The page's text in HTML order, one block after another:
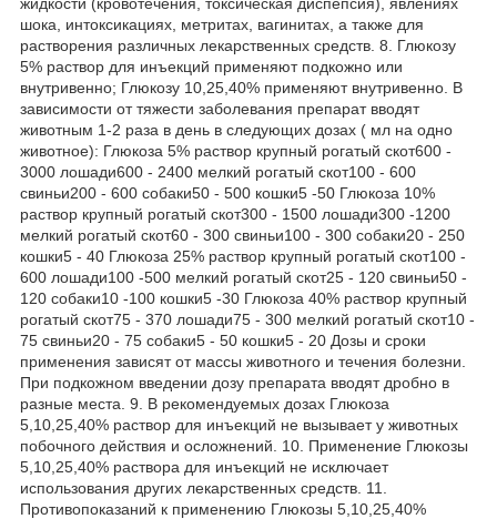
шока, интоксикациях, метритах, вагинитах, а также для
растворения различных лекарственных средств. 8. Глюкозу
5% раствор для инъекций применяют подкожно или
внутривенно; Глюкозу 10,25,40% применяют внутривенно. В
зависимости от тяжести заболевания препарат вводят
животным 1-2 раза в день в следующих дозах ( мл на одно
животное): Глюкоза 5% раствор крупный рогатый скот600 -
3000 лошади600 - 2400 мелкий рогатый скот100 - 600
свиньи200 - 600 собаки50 - 500 кошки5 -50 Глюкоза 10%
раствор крупный рогатый скот300 - 1500 лошади300 -1200
мелкий рогатый скот60 - 300 свиньи100 - 300 собаки20 - 250
кошки5 - 40 Глюкоза 25% раствор крупный рогатый скот100 -
600 лошади100 -500 мелкий рогатый скот25 - 120 свиньи50 -
120 собаки10 -100 кошки5 -30 Глюкоза 40% раствор крупный
рогатый скот75 - 370 лошади75 - 300 мелкий рогатый скот10 -
75 свиньи20 - 75 собаки5 - 50 кошки5 - 20 Дозы и сроки
применения зависят от массы животного и течения болезни.
При подкожном введении дозу препарата вводят дробно в
разные места. 9. В рекомендуемых дозах Глюкоза
5,10,25,40% раствор для инъекций не вызывает у животных
побочного действия и осложнений. 10. Применение Глюкозы
5,10,25,40% раствора для инъекций не исключает
использования других лекарственных средств. 11.
Противопоказаний к применению Глюкозы 5,10,25,40%